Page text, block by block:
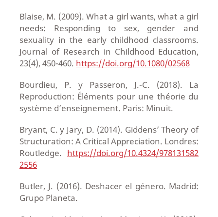
Blaise, M. (2009). What a girl wants, what a girl
needs: Responding to sex, gender and
sexuality in the early childhood classrooms.
Journal of Research in Childhood Education,
23(4), 450-460. https://doi.org/10.1080/02568
Bourdieu, P. y Passeron, J.-C. (2018). La
Reproduction: Éléments pour une théorie du
système d’enseignement. Paris: Minuit.
Bryant, C. y Jary, D. (2014). Giddens’ Theory of
Structuration: A Critical Appreciation. Londres:
Routledge. https://doi.org/10.4324/978131582
2556
Butler, J. (2016). Deshacer el género. Madrid:
Grupo Planeta.